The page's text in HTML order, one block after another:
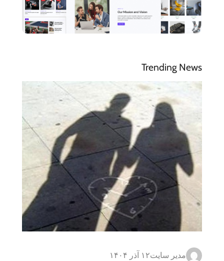
Trending News
مدیر سایت۱۲ آذر ۱۴۰۴